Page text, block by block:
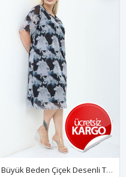
Büyük Beden Çiçek Desenli Tül Midi Elbise 42B-2810